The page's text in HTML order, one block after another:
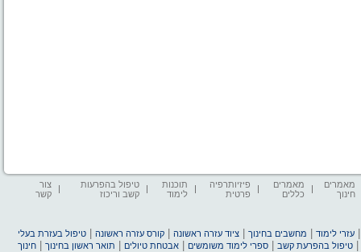
מאמרים
חינוך
מאמרים
כללים
פיזיותרפיה
פרטית
תוכנות
לימוד
טיפול בהפרעות
קשב וריכוז
צור
קשר
עזרי לימוד מחשבים בחינוך |ציוד עזרה ראשונה |קורס עזרה ראשונה |טיפול בעזרת בעלי
|טיפול בהפרעת קשב |ספרי לימוד משומשים |אבטחת טיולים תואר ראשון בחינוך |חינוך